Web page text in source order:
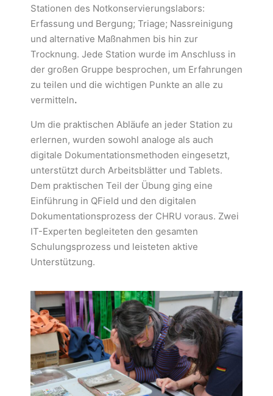
Stationen des Notkonservierungslabors:
Erfassung und Bergung; Triage; Nassreinigung
und alternative Maßnahmen bis hin zur
Trocknung. Jede Station wurde im Anschluss in
der großen Gruppe besprochen, um Erfahrungen
zu teilen und die wichtigen Punkte an alle zu
vermitteln.
Um die praktischen Abläufe an jeder Station zu
erlernen, wurden sowohl analoge als auch
digitale Dokumentationsmethoden eingesetzt,
unterstützt durch Arbeitsblätter und Tablets.
Dem praktischen Teil der Übung ging eine
Einführung in QField und den digitalen
Dokumentationsprozess der CHRU voraus. Zwei
IT-Experten begleiteten den gesamten
Schulungsprozess und leisteten aktive
Unterstützung.